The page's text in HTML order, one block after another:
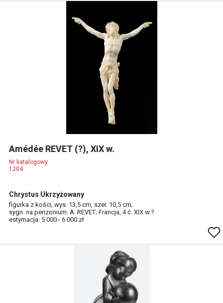
Amédée REVET (?), XIX w.
Nr katalogowy
1204
Chrystus Ukrzyżowany
figurka z kości, wys. 13,5 cm, szer. 10,5 cm;
sygn. na perizonium: A. REVET; Francja, 4 ć. XIX w.?
estymacja: 5 000 - 6 000 zł